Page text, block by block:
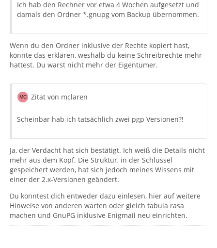
Ich hab den Rechner vor etwa 4 Wochen aufgesetzt und
damals den Ordner *.gnupg vom Backup übernommen.
Wenn du den Ordner inklusive der Rechte kopiert hast,
könnte das erklären, weshalb du keine Schreibrechte mehr
hattest. Du warst nicht mehr der Eigentümer.
Zitat von mclaren
Scheinbar hab ich tatsächlich zwei pgp Versionen?!
Ja, der Verdacht hat sich bestätigt. Ich weiß die Details nicht
mehr aus dem Kopf. Die Struktur, in der Schlüssel
gespeichert werden, hat sich jedoch meines Wissens mit
einer der 2.x-Versionen geändert.
Du könntest dich entweder dazu einlesen, hier auf weitere
Hinweise von anderen warten oder gleich tabula rasa
machen und GnuPG inklusive Enigmail neu einrichten.